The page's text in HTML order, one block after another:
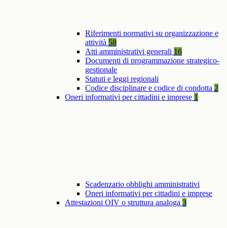
Riferimenti normativi su organizzazione e
attività 58
Atti amministrativi generali 16
Documenti di programmazione strategico-
gestionale
Statuti e leggi regionali
Codice disciplinare e codice di condotta 2
Oneri informativi per cittadini e imprese 1
Scadenzario obblighi amministrativi
Oneri informativi per cittadini e imprese
Attestazioni OIV o struttura analoga 3